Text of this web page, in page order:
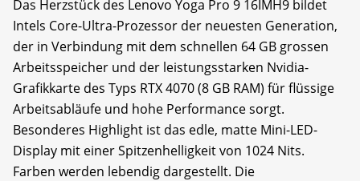
Das Herzstück des Lenovo Yoga Pro 9 16IMH9 bildet
Intels Core-Ultra-Prozessor der neuesten Generation,
der in Verbindung mit dem schnellen 64 GB grossen
Arbeitsspeicher und der leistungsstarken Nvidia-
Grafikkarte des Typs RTX 4070 (8 GB RAM) für flüssige
Arbeitsabläufe und hohe Performance sorgt.
Besonderes Highlight ist das edle, matte Mini-LED-
Display mit einer Spitzenhelligkeit von 1024 Nits.
Farben werden lebendig dargestellt. Die